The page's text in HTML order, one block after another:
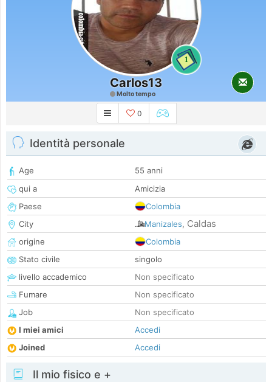
1
Carlos13
Molto tempo
0
Identità personale
Age
55 anni
qui a
Amicizia
Paese
Colombia
City
Manizales, Caldas
origine
Colombia
Stato civile
singolo
livello accademico
Non specificato
Fumare
Non specificato
Job
Non specificato
I miei amici
Accedi
Joined
Accedi
Il mio fisico e +